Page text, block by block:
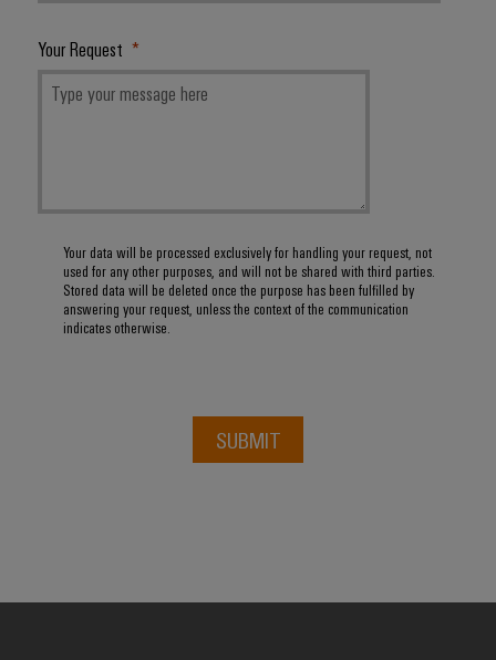
Your Request
Your data will be processed exclusively for handling your request, not
used for any other purposes, and will not be shared with third parties.
Stored data will be deleted once the purpose has been fulfilled by
answering your request, unless the context of the communication
indicates otherwise.
SUBMIT